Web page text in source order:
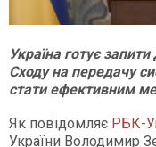
Україна готує
Сходу на передачу
стати ефективним
Як повідомляє РБК-
України Володимир